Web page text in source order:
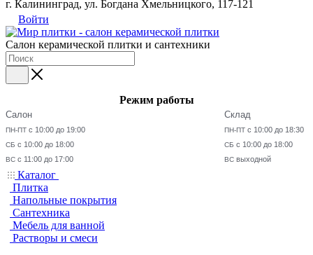
г. Калининград, ул. Богдана Хмельницкого, 117-121
Войти
Салон керамической плитки и сантехники
Режим работы
Салон
ПН-ПТ с 10:00 до 19:00
СБ с 10:00 до 18:00
ВС с 11:00 до 17:00
Склад
ПН-ПТ с 10:00 до 18:30
СБ с 10:00 до 18:00
ВС выходной
Каталог
Плитка
Напольные покрытия
Сантехника
Мебель для ванной
Растворы и смеси